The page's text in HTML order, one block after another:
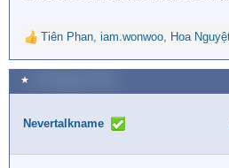
R
e
a
c
i
n
Tiên Phan, iam.wonwoo, Hoa Nguyệt
★
Nevertalkname